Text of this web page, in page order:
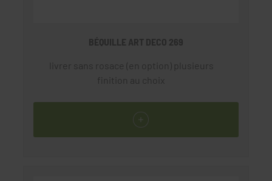
BÉQUILLE ART DECO 269
livrer sans rosace (en option) plusieurs
finition au choix